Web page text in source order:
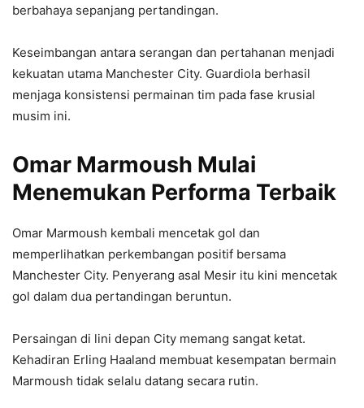
berbahaya sepanjang pertandingan.
Keseimbangan antara serangan dan pertahanan menjadi
kekuatan utama Manchester City. Guardiola berhasil
menjaga konsistensi permainan tim pada fase krusial
musim ini.
Omar Marmoush Mulai
Menemukan Performa Terbaik
Omar Marmoush kembali mencetak gol dan
memperlihatkan perkembangan positif bersama
Manchester City. Penyerang asal Mesir itu kini mencetak
gol dalam dua pertandingan beruntun.
Persaingan di lini depan City memang sangat ketat.
Kehadiran Erling Haaland membuat kesempatan bermain
Marmoush tidak selalu datang secara rutin.